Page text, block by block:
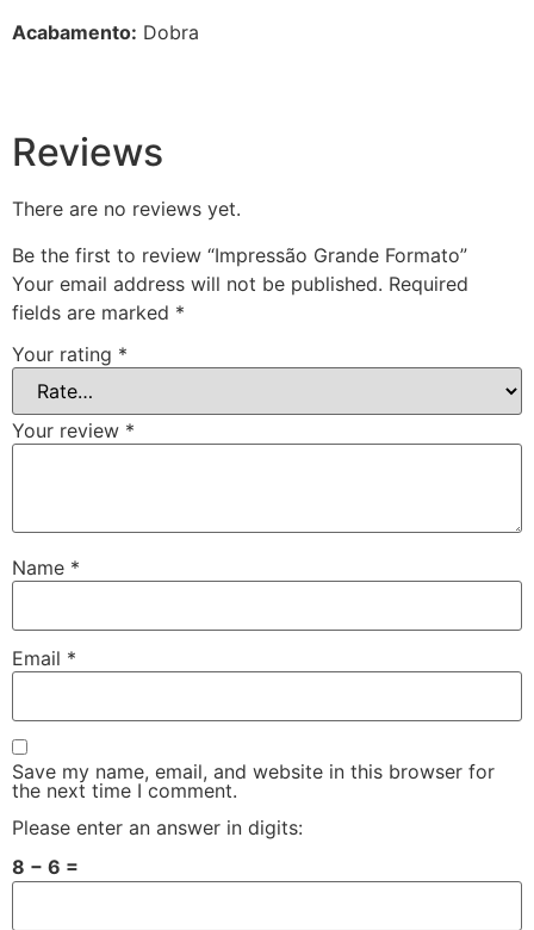
Acabamento: Dobra
Reviews
There are no reviews yet.
Be the first to review “Impressão Grande Formato”
Your email address will not be published. Required
fields are marked *
Your rating *
Your review *
Name *
Email *
Save my name, email, and website in this browser for
the next time I comment.
Please enter an answer in digits:
8 − 6 =